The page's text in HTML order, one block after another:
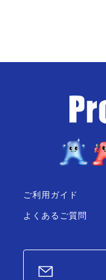
ご利用ガイド
よくあるご質問